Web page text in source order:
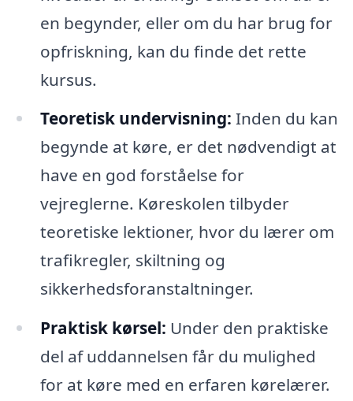
en begynder, eller om du har brug for
opfriskning, kan du finde det rette
kursus.
Teoretisk undervisning: Inden du kan
begynde at køre, er det nødvendigt at
have en god forståelse for
vejreglerne. Køreskolen tilbyder
teoretiske lektioner, hvor du lærer om
trafikregler, skiltning og
sikkerhedsforanstaltninger.
Praktisk kørsel: Under den praktiske
del af uddannelsen får du mulighed
for at køre med en erfaren kørelærer.